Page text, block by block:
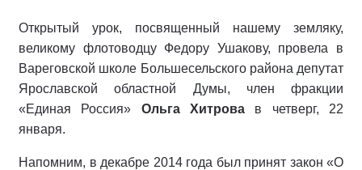
Открытый урок, посвященный нашему земляку,
великому флотоводцу Федору Ушакову, провела в
Вареговской школе Большесельского района депутат
Ярославской областной Думы, член фракции
«Единая Россия» Ольга Хитрова в четверг, 22
января.
Напомним, в декабре 2014 года был принят закон «О